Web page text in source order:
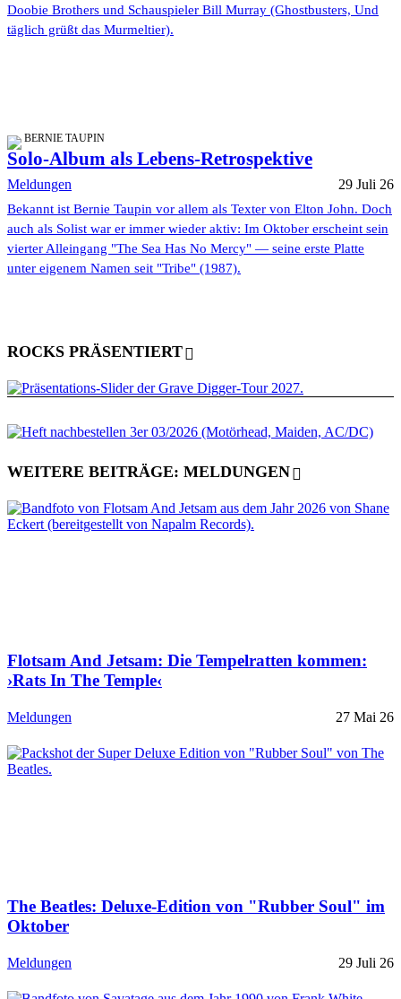
Doobie Brothers und Schauspieler Bill Murray (Ghostbusters, Und
täglich grüßt das Murmeltier).
BERNIE TAUPIN
Solo-Album als Lebens-Retrospektive
Meldungen 29 Juli 26
Bekannt ist Bernie Taupin vor allem als Texter von Elton John. Doch
auch als Solist war er immer wieder aktiv: Im Oktober erscheint sein
vierter Alleingang "The Sea Has No Mercy" — seine erste Platte
unter eigenem Namen seit "Tribe" (1987).
ROCKS PRÄSENTIERT
WEITERE BEITRÄGE: MELDUNGEN
Flotsam And Jetsam: Die Tempelratten kommen:
›Rats In The Temple‹
Meldungen 27 Mai 26
The Beatles: Deluxe-Edition von "Rubber Soul" im
Oktober
Meldungen 29 Juli 26